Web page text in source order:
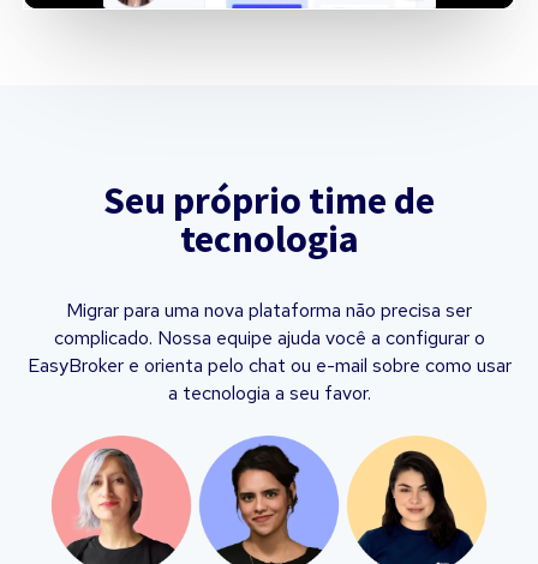
Seu próprio time de
tecnologia
Migrar para uma nova plataforma não precisa ser
complicado. Nossa equipe ajuda você a configurar o
EasyBroker e orienta pelo chat ou e-mail sobre como usar
a tecnologia a seu favor.